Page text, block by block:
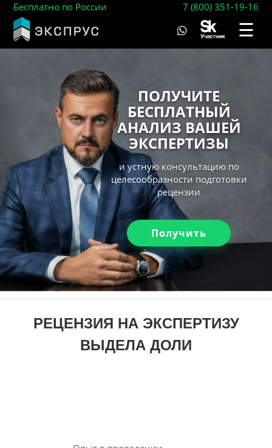
Бесплатно по России 7 (800) 351-19-16
☰
ПОЛУЧИТЕ
БЕСПЛАТНЫЙ
АНАЛИЗ ВАШЕЙ
ЭКСПЕРТИЗЫ
и устную консультацию по
целесообразности подготовки
рецензии
Получить
РЕЦЕНЗИЯ НА ЭКСПЕРТИЗУ
ВЫДЕЛА ДОЛИ